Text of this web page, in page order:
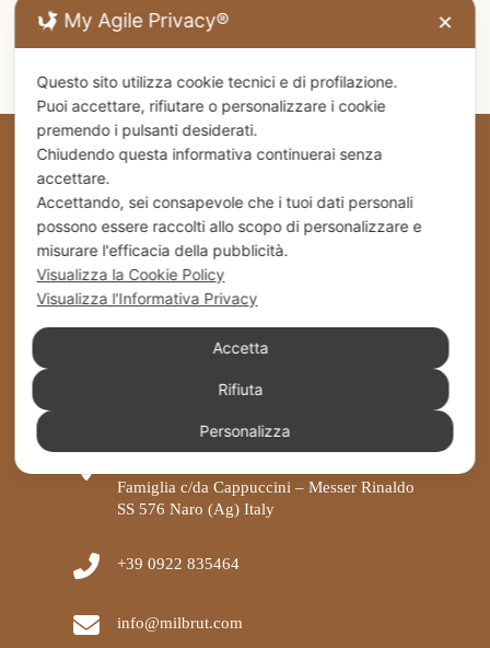
che utilizza farina di grano e frutta a guscio. Prodotto
surgelato.
Famiglia c/da Cappuccini – Messer Rinaldo
SS 576 Naro (Ag) Italy
+39 0922 835464
info@milbrut.com
My Agile Privacy® ✕
Questo sito utilizza cookie tecnici e di profilazione.
Puoi accettare, rifiutare o personalizzare i cookie
premendo i pulsanti desiderati.
Chiudendo questa informativa continuerai senza
accettare.
Accettando, sei consapevole che i tuoi dati personali
possono essere raccolti allo scopo di personalizzare e
misurare l'efficacia della pubblicità.
Visualizza la Cookie Policy
Visualizza l'Informativa Privacy
Accetta
Rifiuta
Personalizza